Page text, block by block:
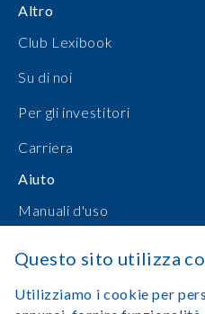
Altro
Club Lexibook
Su di noi
Per gli investitori
Carriera
Aiuto
Manuali d'uso
Questo sito utilizza
Utilizziamo i cookie per